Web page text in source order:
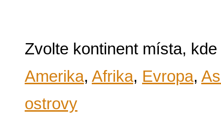
Zvolte kontinent místa,
Amerika, Afrika, Evropa,
ostrovy